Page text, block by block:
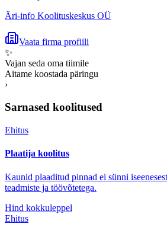
Äri-info Koolituskeskus OÜ
Vaata firma profiili
✨
Vajan seda oma tiimile
Aitame koostada päringu
›
Sarnased koolitused
Ehitus
Plaatija koolitus
Kaunid plaaditud pinnad ei sünni
teadmiste ja töövõtetega.
Hind kokkuleppel
Ehitus